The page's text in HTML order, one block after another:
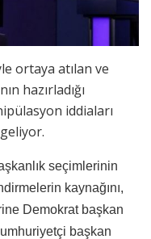
ortaya atılan ve
hazırladığı
iddiaları
seçimlerinin
kaynağını,
Demokrat başkan
başkan